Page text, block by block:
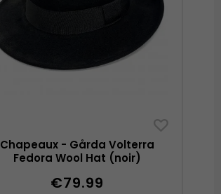
Chapeaux - Gårda Volterra
Fedora Wool Hat (noir)
€79.99